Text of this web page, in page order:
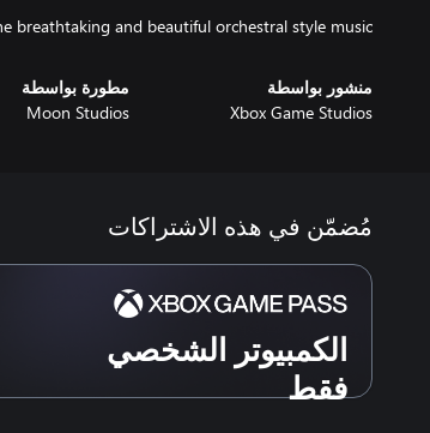
breathtaking and beautiful orchestral style music.
منشور بواسطة
Xbox Game Studios
مطورة بواسطة
Moon Studios
مُضمّن في هذه الاشتراكات
الكمبيوتر الشخصي
فقط